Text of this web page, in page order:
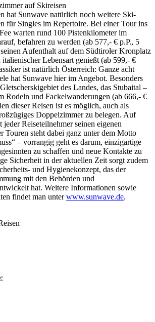
auf Skireisen
hat Sunwave natürlich noch weitere Ski-
für Singles im Repertoire. Bei einer Tour ins
warten rund 100 Pistenkilometer im
befahren zu werden (ab 577,- € p.P., 5
Aufenthalt auf dem Südtiroler Kronplatz
Lebensart genießt (ab 599,- €
ist natürlich Österreich: Ganze acht
hat Sunwave hier im Angebot. Besonders
des Landes, das Stubaital –
Rodeln und Fackelwanderungen (ab 666,- €
dieser Reisen ist es möglich, auch als
Doppelzimmer zu belegen. Auf
jeder Reiseteilnehmer seinen eigenen
Touren steht dabei ganz unter dem Motto
– vorrangig geht es darum, einzigartige
zu schaffen und neue Kontakte zu
Sicherheit in der aktuellen Zeit sorgt zudem
und Hygienekonzept, das der
mit den Behörden und
hat. Weitere Informationen sowie
findet man unterwww.sunwave.de.